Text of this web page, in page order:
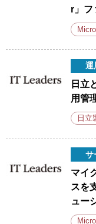
r」フ
運
日立
用管
日立
サ
マイ
スを
ュー